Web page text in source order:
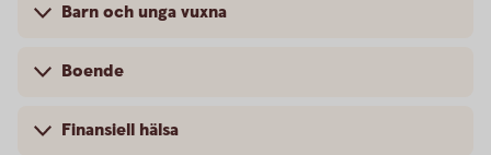
Barn och unga vuxna
Boende
Finansiell hälsa